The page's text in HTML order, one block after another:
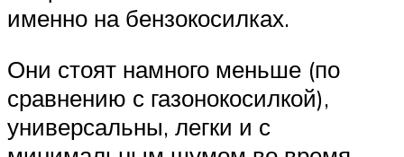
именно на бензокосилках.
Они стоят намного меньше (по
сравнению с газонокосилкой),
универсальны, легки и с